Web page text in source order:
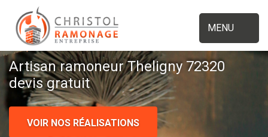
MENU
Artisan ramoneur Theligny 72320
devis gratuit
VOIR NOS RÉALISATIONS